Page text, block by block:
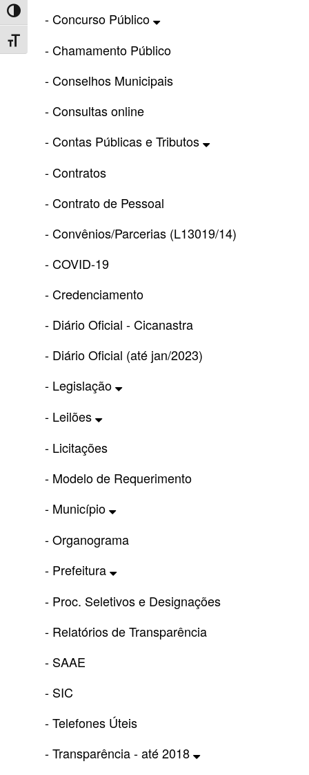
Toggle High Contrast
Toggle Font size
- Concurso Público
- Chamamento Público
- Conselhos Municipais
- Consultas online
- Contas Públicas e Tributos
- Contratos
- Contrato de Pessoal
- Convênios/Parcerias (L13019/14)
- COVID-19
- Credenciamento
- Diário Oficial - Cicanastra
- Diário Oficial (até jan/2023)
- Legislação
- Leilões
- Licitações
- Modelo de Requerimento
- Município
- Organograma
- Prefeitura
- Proc. Seletivos e Designações
- Relatórios de Transparência
- SAAE
- SIC
- Telefones Úteis
- Transparência - até 2018